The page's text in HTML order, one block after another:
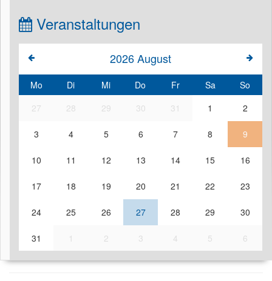
Veranstaltungen
2026August
Mo Di Mi Do Fr Sa
So
27
28 29 30 31 1 2
3 4 5 6 7 8 9
10 11 12 13 14 15 16
17 18 19 20 21 22 23
24 25 26 27 28 29 30
31 1 2 3 4 5 6